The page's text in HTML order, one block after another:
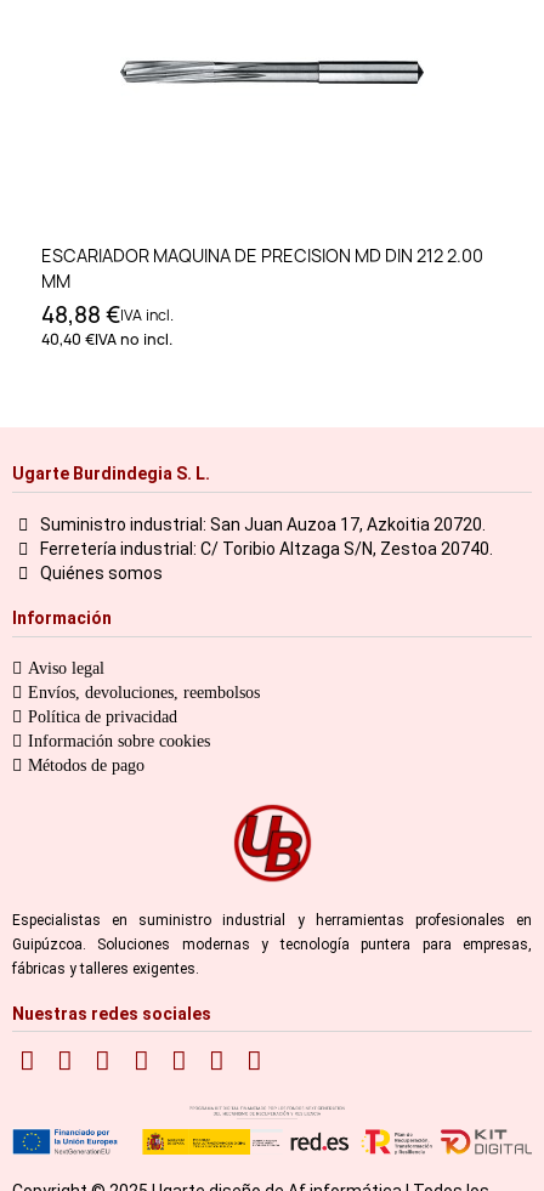
ESCARIADOR MAQUINA DE PRECISION MD DIN 212 2.00
MM
48,88 €IVA incl.
40,40 €IVA no incl.
Ugarte Burdindegia S. L.
Suministro industrial: San Juan Auzoa 17, Azkoitia 20720.
Ferretería industrial: C/ Toribio Altzaga S/N, Zestoa 20740.
Quiénes somos
Información
Aviso legal
Envíos, devoluciones, reembolsos
Política de privacidad
Información sobre cookies
Métodos de pago
Especialistas en suministro industrial y herramientas profesionales en
Guipúzcoa. Soluciones modernas y tecnología puntera para empresas,
fábricas y talleres exigentes.
Nuestras redes sociales